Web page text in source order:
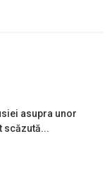
asupra unor
scăzută...